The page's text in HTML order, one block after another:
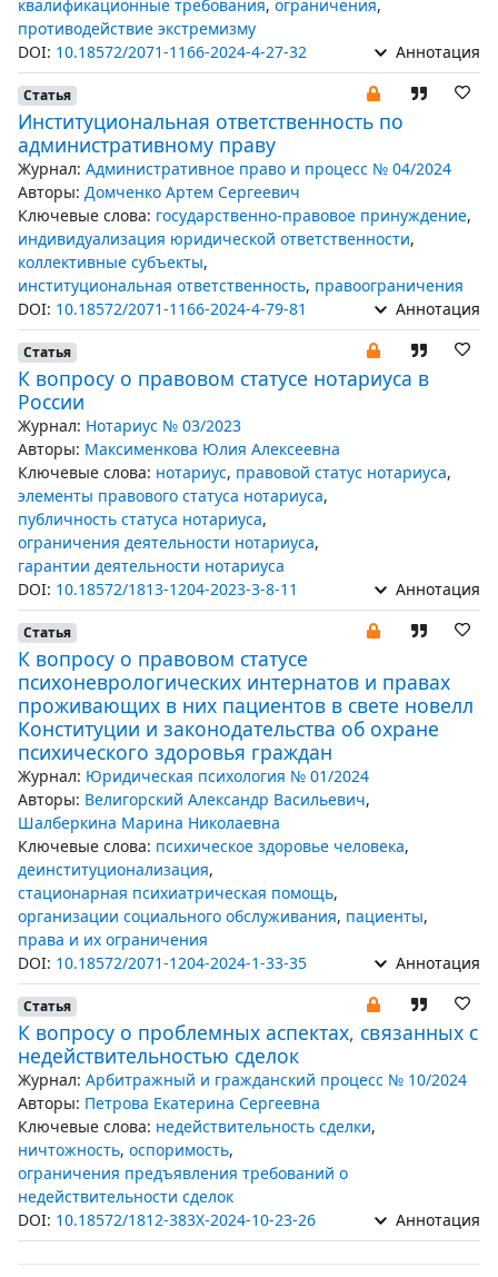
квалификационные требования, ограничения,
противодействие экстремизму
DOI: 10.18572/2071-1166-2024-4-27-32 Аннотация
Статья
Институциональная ответственность по
административному праву
Журнал: Административное право и процесс № 04/2024
Авторы: Домченко Артем Сергеевич
Ключевые слова: государственно-правовое принуждение,
индивидуализация юридической ответственности,
коллективные субъекты,
институциональная ответственность, правоограничения
DOI: 10.18572/2071-1166-2024-4-79-81 Аннотация
Статья
К вопросу о правовом статусе нотариуса в
России
Журнал: Нотариус № 03/2023
Авторы: Максименкова Юлия Алексеевна
Ключевые слова: нотариус, правовой статус нотариуса,
элементы правового статуса нотариуса,
публичность статуса нотариуса,
ограничения деятельности нотариуса,
гарантии деятельности нотариуса
DOI: 10.18572/1813-1204-2023-3-8-11 Аннотация
Статья
К вопросу о правовом статусе
психоневрологических интернатов и правах
проживающих в них пациентов в свете новелл
Конституции и законодательства об охране
психического здоровья граждан
Журнал: Юридическая психология № 01/2024
Авторы: Велигорский Александр Васильевич,
Шалберкина Марина Николаевна
Ключевые слова: психическое здоровье человека,
деинституционализация,
стационарная психиатрическая помощь,
организации социального обслуживания, пациенты,
права и их ограничения
DOI: 10.18572/2071-1204-2024-1-33-35 Аннотация
Статья
К вопросу о проблемных аспектах, связанных с
недействительностью сделок
Журнал: Арбитражный и гражданский процесс № 10/2024
Авторы: Петрова Екатерина Сергеевна
Ключевые слова: недействительность сделки,
ничтожность, оспоримость,
ограничения предъявления требований о
недействительности сделок
DOI: 10.18572/1812-383X-2024-10-23-26 Аннотация